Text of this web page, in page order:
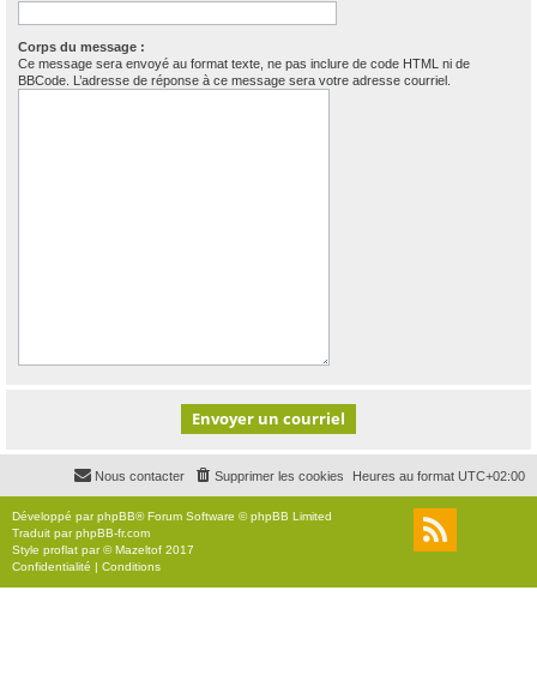
Corps du message :
Ce message sera envoyé au format texte, ne pas inclure de code HTML ni de
BBCode. L’adresse de réponse à ce message sera votre adresse courriel.
Heures au format UTC+02:00
Supprimer les cookies
Nous contacter
Développé parphpBB® Forum Software © phpBB Limited
Traduit parphpBB-fr.com
Style proflat par ©Mazeltof 2017
Confidentialité | Conditions